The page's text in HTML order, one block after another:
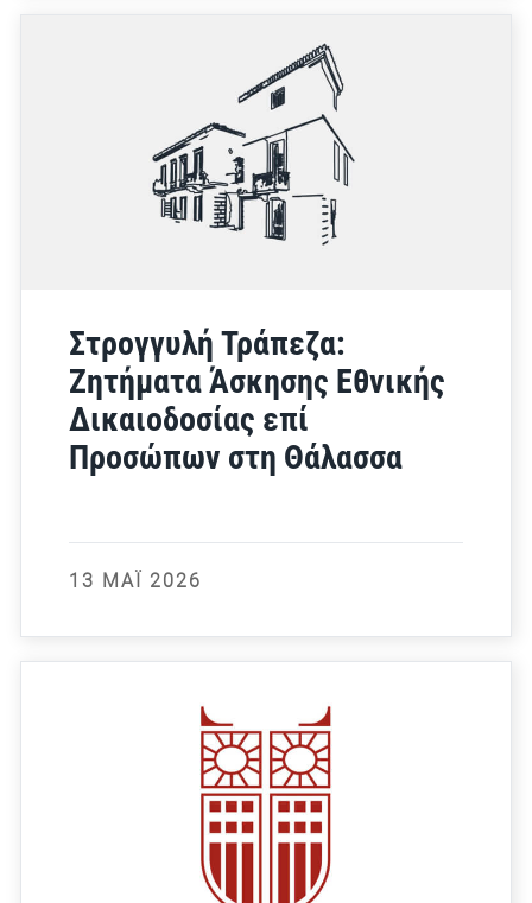
Στρογγυλή Τράπεζα:
Ζητήματα Άσκησης Εθνικής
Δικαιοδοσίας επί
Προσώπων στη Θάλασσα
13 ΜΆΙ 2026